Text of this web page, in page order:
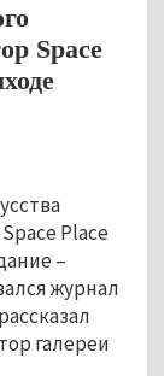
Space
Place
–
журнал
галереи